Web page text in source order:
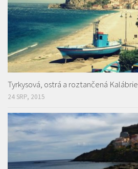
Tyrkysová, ostrá a roztančená Kalábrie
24 SRP, 2015